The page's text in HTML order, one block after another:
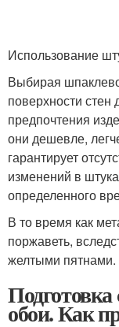
Использование
Выбирая
поверхности
предпочтения
они дешевле,
гарантирует
изменений в
определенного
В то время как
поржаветь,
желтыми пятнами.
Подготовка
обои. Как